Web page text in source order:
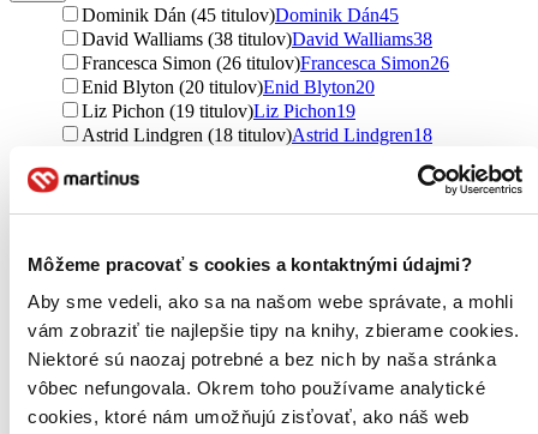
Môžeme pracovať s cookies a kontaktnými údajmi?
Aby sme vedeli, ako sa na našom webe správate, a mohli
vám zobraziť tie najlepšie tipy na knihy, zbierame cookies.
Niektoré sú naozaj potrebné a bez nich by naša stránka
vôbec nefungovala. Okrem toho používame analytické
cookies, ktoré nám umožňujú zisťovať, ako náš web
Dominik Dán (45 titulov)Dominik Dán45
David Walliams (38 titulov)David Walliams38
Francesca Simon (26 titulov)Francesca Simon26
Enid Blyton (20 titulov)Enid Blyton20
Liz Pichon (19 titulov)Liz Pichon19
Astrid Lindgren (18 titulov)Astrid Lindgren18
Camilla Läckberg (16 titulov)
Camilla Läckberg16
Michael Connelly (14 titulov)
Michael Connelly
14
Sarah J. Maas (14 titulov)
Sarah J. Maas
Katarína Kerekesová (14 titulov)Katarína Kerekesová14
Simon Mugford (14 titulov)Simon Mugford14
J.R.R. Tolkien (13 titulov)
J.R.R. Tolkien
13
J. R. R. Tolkien (12 titulov)
J. R. R. Tolkien
Branislav Jobus (12 titulov)Branislav Jobus12
Maria Isabel Sánchez Vegara (12 titulov)Maria Isabel